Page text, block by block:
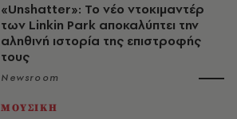
«Unshatter»: Το νέο ντοκιμαντέρ
των Linkin Park αποκαλύπτει την
αληθινή ιστορία της επιστροφής
τους
Newsroom
ΜΟΥΣΙΚΗ